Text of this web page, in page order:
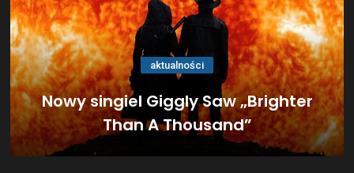
aktualności
Nowy singiel Giggly Saw „Brighter
Than A Thousand”